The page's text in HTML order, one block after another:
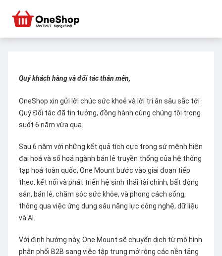
Quý khách hàng và đối tác thân mến,
OneShop xin gửi lời chúc sức khoẻ và lời tri ân sâu sắc tới
Quý Đối tác đã tin tưởng, đồng hành cùng chúng tôi trong
suốt 6 năm vừa qua.
Sau 6 năm với những kết quả tích cực trong sứ mệnh hiện
đại hoá và số hoá ngành bán lẻ truyền thống của hệ thống
tạp hoá toàn quốc, One Mount bước vào giai đoạn tiếp
theo: kết nối và phát triển hệ sinh thái tài chính, bất động
sản, bán lẻ, chăm sóc sức khỏe, và phong cách sống,
thông qua việc ứng dụng sâu năng lực công nghệ, dữ liệu
và AI.
Với định hướng này, One Mount sẽ chuyển dịch từ mô hình
phân phối B2B sang việc tập trung mở rộng các nền tảng